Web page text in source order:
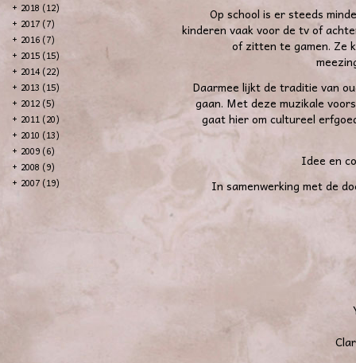
+ 2018 (12)
+ 2017 (7)
+ 2016 (7)
+ 2015 (15)
+ 2014 (22)
+ 2013 (15)
+ 2012 (5)
+ 2011 (20)
+ 2010 (13)
+ 2009 (6)
+ 2008 (9)
+ 2007 (19)
Op school is er steeds
kinderen vaak voor de tv of
of zitten te gamen. Ze
Daarmee lijkt de traditie van
gaan. Met deze muzikale
gaat hier om cultureel
Idee en
In samenwerking met de